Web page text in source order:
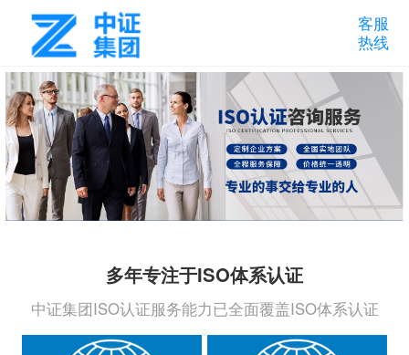
客服
热线
多年专注于ISO体系认证
中证集团ISO认证服务能力已全面覆盖ISO体系认证